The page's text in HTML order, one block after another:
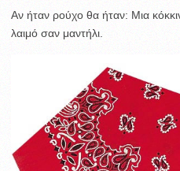
Αν ήταν ρούχο θα ήταν: Μια
λαιμό σαν μαντήλι.